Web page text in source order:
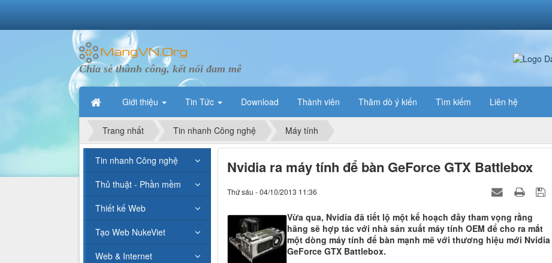
Chia sẻ thành công, kết nối đam mê
Giới thiệu Tin Tức Download Thành viên Thăm dò ý kiến Tìm kiếm Liên hệ
Trang nhất Tin nhanh Công nghệ Máy tính
Nvidia ra máy tính để bàn GeForce GTX Battlebox
Thứ sáu - 04/10/2013 11:36
Vừa qua, Nvidia đã tiết lộ một kế hoạch đầy tham vọng rằng
hãng sẽ hợp tác với nhà sản xuất máy tính OEM để cho ra mắt
một dòng máy tính để bàn mạnh mẽ với thương hiệu mới Nvidia
GeForce GTX Battlebox.
Tin nhanh Công nghệ
Thủ thuật - Phần mềm
Thiết kế Web
Tạo Web NukeViet
Web & Internet